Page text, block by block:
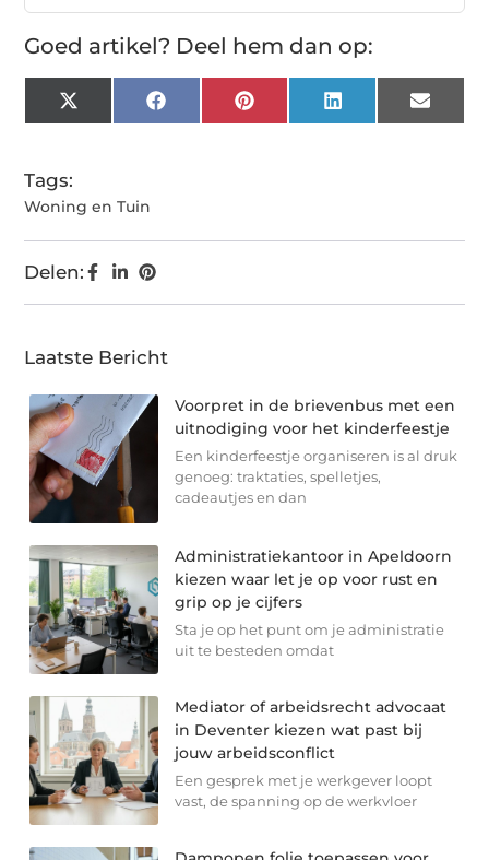
Goed artikel? Deel hem dan op:
X
(Twitter)
FacebookPinterest LinkedIn Email
Tags:
Woning en Tuin
Delen:
Laatste Bericht
Voorpret in de brievenbus met een
uitnodiging voor het kinderfeestje
Een kinderfeestje organiseren is al druk
genoeg: traktaties, spelletjes,
cadeautjes en dan
Administratiekantoor in Apeldoorn
kiezen waar let je op voor rust en
grip op je cijfers
Sta je op het punt om je administratie
uit te besteden omdat
Mediator of arbeidsrecht advocaat
in Deventer kiezen wat past bij
jouw arbeidsconflict
Een gesprek met je werkgever loopt
vast, de spanning op de werkvloer